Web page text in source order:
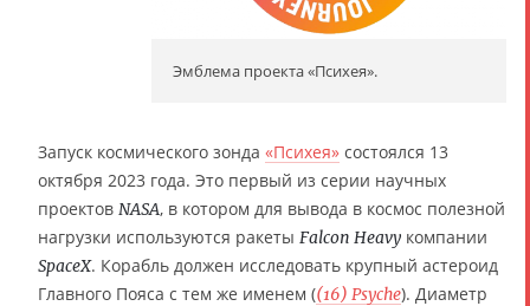
Эмблема проекта «Психея».
Запуск космического зонда «Психея» состоялся 13
октября 2023 года. Это первый из серии научных
проектов NASA, в котором для вывода в космос полезной
нагрузки используются ракеты Falcon Heavy компании
SpaceX. Корабль должен исследовать крупный астероид
Главного Пояса с тем же именем ((16) Psyche). Диаметр